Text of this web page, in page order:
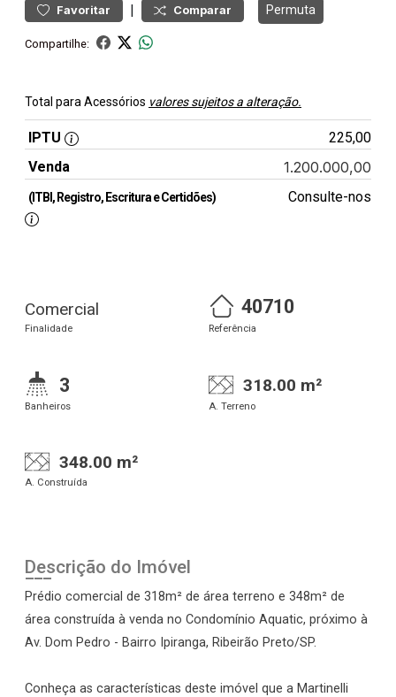
Favoritar | Comparar Permuta
Compartilhe:
Total para Acessórios valores sujeitos a alteração.
IPTU
225,00
Venda
1.200.000,00
(ITBI, Registro, Escritura e Certidões) Consulte-nos
Comercial
Finalidade
40710
Referência
3
Banheiros
318.00 m²
A. Terreno
348.00 m²
A. Construída
Descrição do Imóvel
Prédio comercial de 318m² de área terreno e 348m² de
área construída à venda no Condomínio Aquatic, próximo à
Av. Dom Pedro - Bairro Ipiranga, Ribeirão Preto/SP.
Conheça as características deste imóvel que a Martinelli